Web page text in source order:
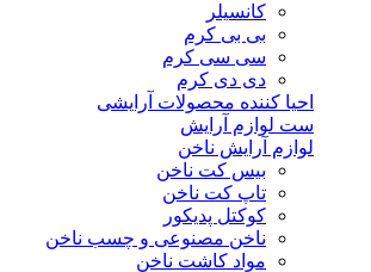
کانسیلر
بی بی کرم
سی سی کرم
دی دی کرم
احیا کننده محصولات آرایشی
ست لوازم آرایش
لوازم آرایش ناخن
بیس کت ناخن
تاپ کت ناخن
کوکتل پدیکور
ناخن مصنوعی و چسب ناخن
مواد کاشت ناخن